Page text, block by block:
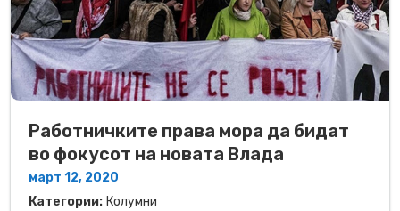
Работничките права мора да бидат
во фокусот на новата Влада
март 12, 2020
Категории: Колумни